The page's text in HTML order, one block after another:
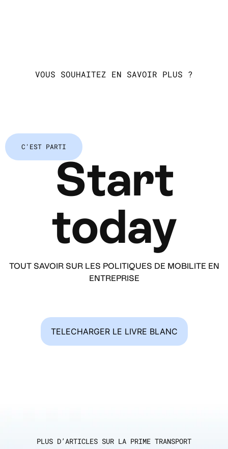
VOUS SOUHAITEZ EN SAVOIR PLUS ?
C'EST PARTI
Start
today
TOUT SAVOIR SUR LES POLITIQUES DE MOBILITE EN
ENTREPRISE
TELECHARGER LE LIVRE BLANC
PLUS D’ARTICLES SUR LA PRIME TRANSPORT